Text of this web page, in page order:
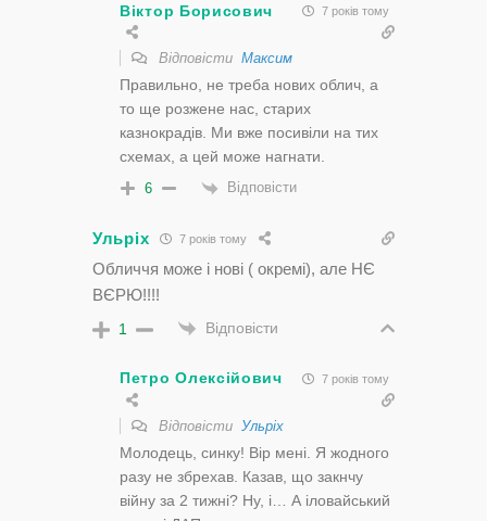
Віктор Борисович 7 років тому
Відповісти Максим
Правильно, не треба нових облич, а
то ще розжене нас, старих
казнокрадів. Ми вже посивіли на тих
схемах, а цей може нагнати.
6 Відповісти
Ульріх 7 років тому
Обличчя може і нові ( окремі), але НЄ
ВЄРЮ!!!!
1 Відповісти
Петро Олексійович 7 років тому
Відповісти Ульріх
Молодець, синку! Вір мені. Я жодного
разу не збрехав. Казав, що закнчу
війну за 2 тижні? Ну, і… А іловайський